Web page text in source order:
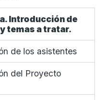
Introducción de
temas a tratar.
de los asistentes
del Proyecto